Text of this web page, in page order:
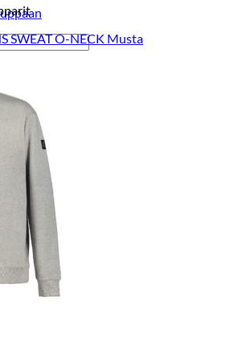
SWEAT O-NECK Musta